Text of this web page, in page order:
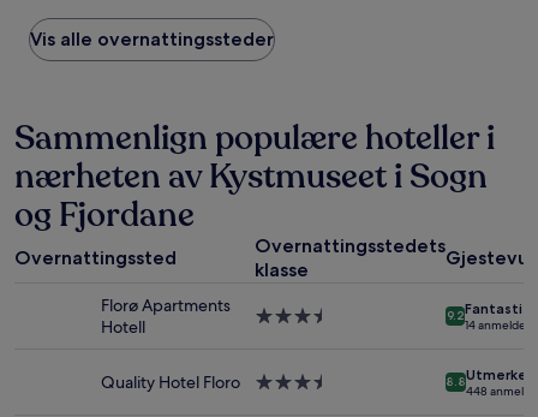
natt
funnet
de
timene,
basert
på
et
opphold
på
1
Vis alle overnattingssteder
Sammenlign populære hoteller i
nærheten av Kystmuseet i Sogn
og Fjordane
Overnattingssted
Overnattingsstedets
klasse
Florø Apartments
Hotell
Overnattingssted
stjerner
9.2Fantastisk
14
Quality Hotel Floro
Overnattingssted
8.8Utmerket
448